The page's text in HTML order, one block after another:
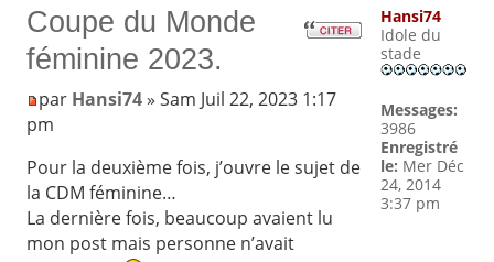
Coupe du Monde
féminine 2023.
par Hansi74» Sam Juil 22, 2023 1:17
pm
Pour la deuxième fois, j’ouvre le sujet de
la CDM féminine…
La dernière fois, beaucoup avaient lu
mon post mais personne n’avait
Hansi74
Idole du
stade
Messages:
3986
Enregistré
le: Mer Déc
24, 2014
3:37 pm